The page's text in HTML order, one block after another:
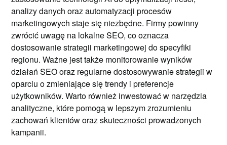
analizy danych oraz automatyzacji procesów
marketingowych staje się niezbędne. Firmy powinny
zwrócić uwagę na lokalne SEO, co oznacza
dostosowanie strategii marketingowej do specyfiki
regionu. Ważne jest także monitorowanie wyników
działań SEO oraz regularne dostosowywanie strategii w
oparciu o zmieniające się trendy i preferencje
użytkowników. Warto również inwestować w narzędzia
analityczne, które pomogą w lepszym zrozumieniu
zachowań klientów oraz skuteczności prowadzonych
kampanii.